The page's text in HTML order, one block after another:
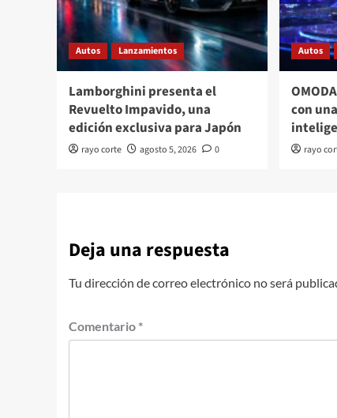
Autos Lanzamientos
Lamborghini presenta el
Revuelto Impavido, una
edición exclusiva para Japón
rayo corte agosto 5, 2026 0
Autos
con
rayo
Deja una respuesta
Tu dirección de correo electrónico no será
Comentario *